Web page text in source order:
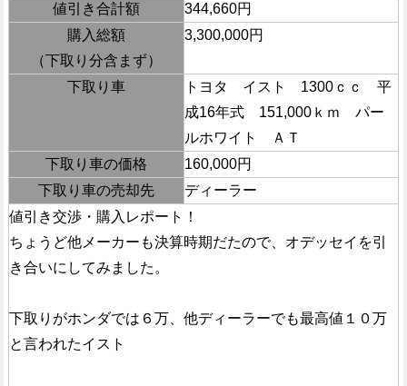
値引き合計額
344,660円
購入総額
（下取り分含まず）
3,300,000円
下取り車
トヨタ イスト 1300ｃｃ 平
成16年式 151,000ｋｍ パー
ルホワイト ＡＴ
下取り車の価格
160,000円
下取り車の売却先
ディーラー
値引き交渉・購入レポート！
ちょうど他メーカーも決算時期だたので、オデッセイを引
き合いにしてみました。
下取りがホンダでは６万、他ディーラーでも最高値１０万
と言われたイスト